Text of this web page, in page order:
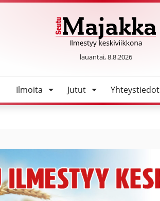
SeutuMajakka
lauantai, 8.8.2026
Ilmoita Jutut Yhteystiedot